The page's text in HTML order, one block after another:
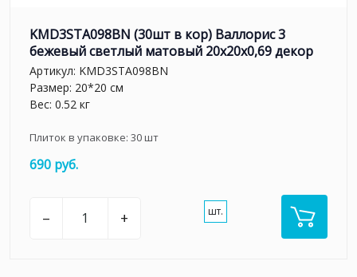
KMD3STA098BN (30шт в кор) Валлорис 3
бежевый светлый матовый 20x20x0,69 декор
Артикул: KMD3STA098BN
Размер: 20*20 см
Вес: 0.52 кг
Плиток в упаковке: 30шт
690 руб.
– + шт.